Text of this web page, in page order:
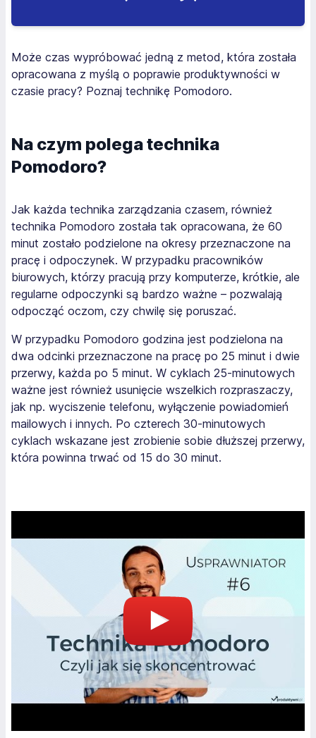
Może czas wypróbować jedną z metod, która została
opracowana z myślą o poprawie produktywności w
czasie pracy? Poznaj technikę Pomodoro.
Na czym polega technika
Pomodoro?
Jak każda technika zarządzania czasem, również
technika Pomodoro została tak opracowana, że 60
minut zostało podzielone na okresy przeznaczone na
pracę i odpoczynek. W przypadku pracowników
biurowych, którzy pracują przy komputerze, krótkie, ale
regularne odpoczynki są bardzo ważne – pozwalają
odpocząć oczom, czy chwilę się poruszać.
W przypadku Pomodoro godzina jest podzielona na
dwa odcinki przeznaczone na pracę po 25 minut i dwie
przerwy, każda po 5 minut. W cyklach 25-minutowych
ważne jest również usunięcie wszelkich rozpraszaczy,
jak np. wyciszenie telefonu, wyłączenie powiadomień
mailowych i innych. Po czterech 30-minutowych
cyklach wskazane jest zrobienie sobie dłuższej przerwy,
która powinna trwać od 15 do 30 minut.